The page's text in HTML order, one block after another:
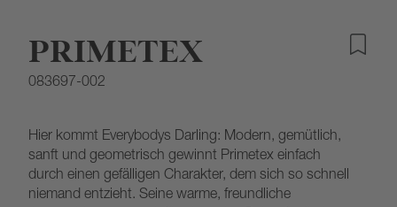
PRIMETEX
083697-002
Hier kommt Everybodys Darling: Modern, gemütlich,
sanft und geometrisch gewinnt Primetex einfach
durch einen gefälligen Charakter, dem sich so schnell
niemand entzieht. Seine warme, freundliche